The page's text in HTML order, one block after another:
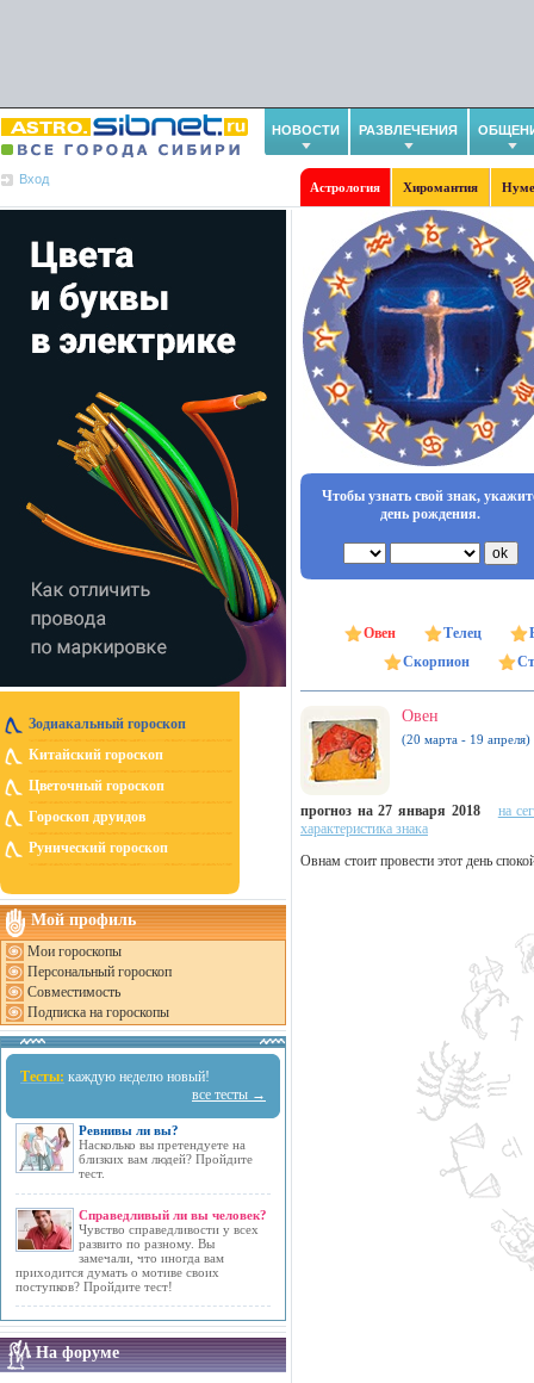
НОВОСТИ РАЗВЛЕЧЕНИЯ
Вход
Астрология Хиромантия
Зодиакальный гороскоп
Китайский гороскоп
Цветочный гороскоп
Гороскоп друидов
Рунический гороскоп
Мой профиль
Мои гороскопы
Персональный гороскоп
Совместимость
Подписка на гороскопы
Тесты: каждую неделю новый!
все тесты →
Ревнивы ли вы?
Насколько вы претендуете на
близких вам людей? Пройдите
тест.
Справедливый ли вы человек?
Чувство справедливости у всех
развито по разному. Вы
замечали, что иногда вам
приходится думать о мотиве своих
поступков? Пройдите тест!
На форуме
Чтобы узнать свой знак,
день рождения.
Овен Телец
Скорпион
Овен
(20 марта - 19 апреля)
прогноз на 27 января 2018
на
характеристика знака
Овнам стоит провести этот день